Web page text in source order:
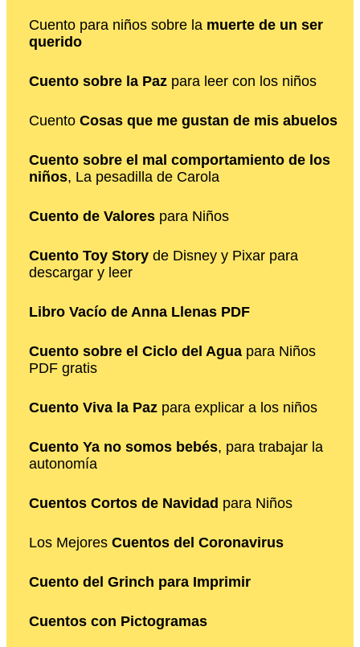
Cuento para niños sobre la muerte de un ser
querido
Cuento sobre la Paz para leer con los niños
Cuento Cosas que me gustan de mis abuelos
Cuento sobre el mal comportamiento de los
niños, La pesadilla de Carola
Cuento de Valores para Niños
Cuento Toy Story de Disney y Pixar para
descargar y leer
Libro Vacío de Anna Llenas PDF
Cuento sobre el Ciclo del Agua para Niños
PDF gratis
Cuento Viva la Paz para explicar a los niños
Cuento Ya no somos bebés, para trabajar la
autonomía
Cuentos Cortos de Navidad para Niños
Los Mejores Cuentos del Coronavirus
Cuento del Grinch para Imprimir
Cuentos con Pictogramas